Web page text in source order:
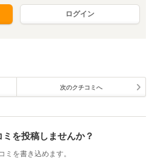
ログイン
次のクチコミへ
を投稿しませんか？
ミを書き込めます。